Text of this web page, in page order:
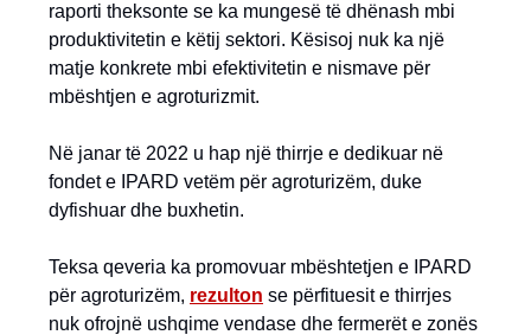
raporti theksonte se ka mungesë të dhënash mbi
produktivitetin e këtij sektori. Kësisoj nuk ka një
matje konkrete mbi efektivitetin e nismave për
mbështjen e agroturizmit.
Në janar të 2022 u hap një thirrje e dedikuar në
fondet e IPARD vetëm për agroturizëm, duke
dyfishuar dhe buxhetin.
Teksa qeveria ka promovuar mbështetjen e IPARD
për agroturizëm, rezulton se përfituesit e thirrjes
nuk ofrojnë ushqime vendase dhe fermerët e zonës